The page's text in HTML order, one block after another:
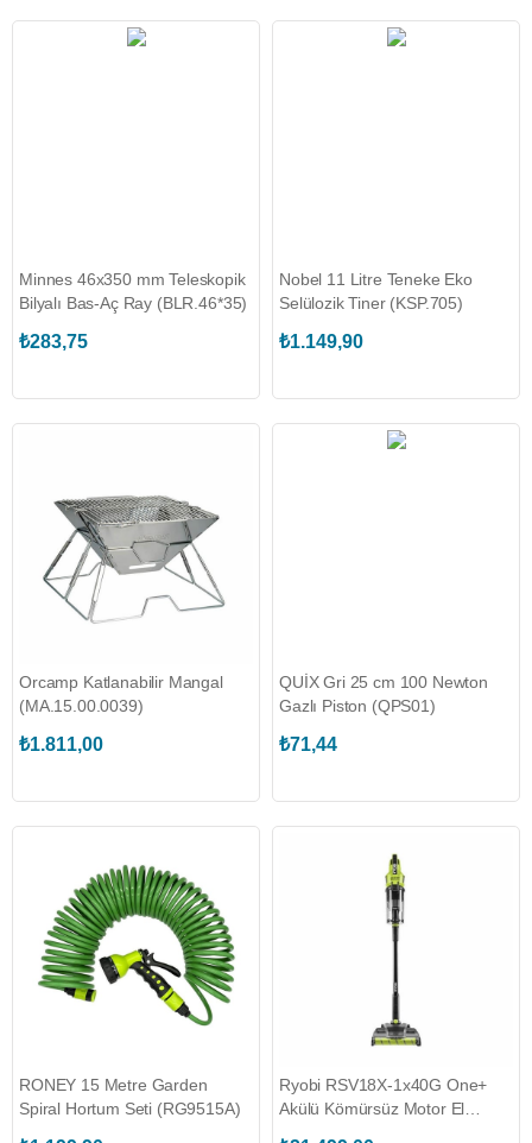
Minnes 46x350 mm Teleskopik
Bilyalı Bas-Aç Ray (BLR.46*35)
₺283,75
Nobel 11 Litre Teneke Eko
Selülozik Tiner (KSP.705)
₺1.149,90
Orcamp Katlanabilir Mangal
(MA.15.00.0039)
₺1.811,00
QUİX Gri 25 cm 100 Newton
Gazlı Piston (QPS01)
₺71,44
RONEY 15 Metre Garden
Spiral Hortum Seti (RG9515A)
Ryobi RSV18X-1x40G One+
Akülü Kömürsüz Motor El